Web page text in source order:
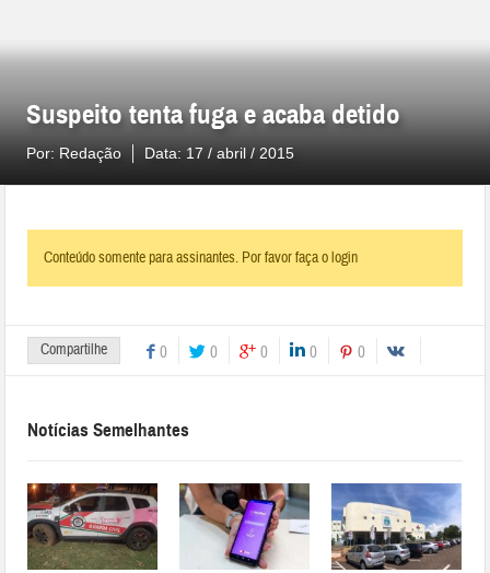
Suspeito tenta fuga e acaba detido
Por: Redação Data: 17 / abril / 2015
Conteúdo somente para assinantes. Por favor faça o login
Compartilhe 0 0 0 0 0
Notícias Semelhantes